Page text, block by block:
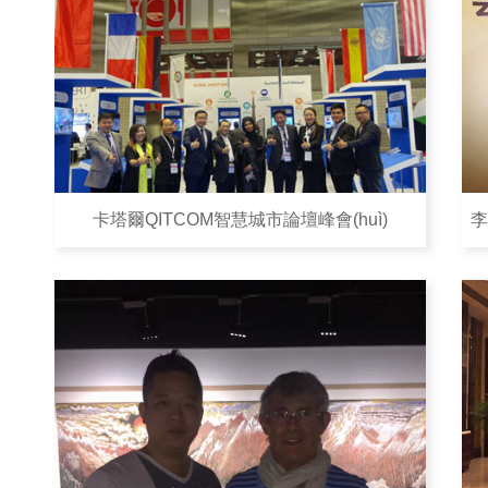
卡塔爾QITCOM智慧城市論壇峰會(huì)
舉辦時(shí)間：2017年7月18日
活動(dòng)類(lèi)別：個(gè)人畫(huà)展
活動(dòng)地點(diǎn)：卡塔爾
舉辦方：嘉御文化